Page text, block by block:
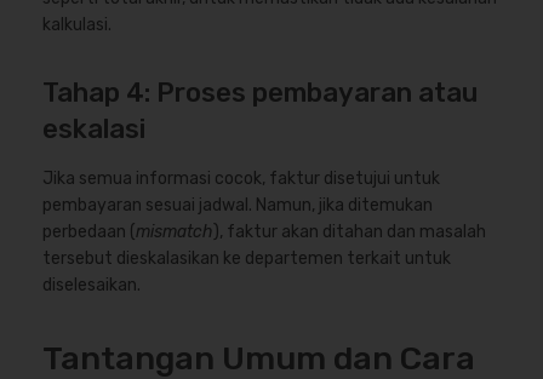
kalkulasi.
Tahap 4: Proses pembayaran atau
eskalasi
Jika semua informasi cocok, faktur disetujui untuk
pembayaran sesuai jadwal. Namun, jika ditemukan
perbedaan (mismatch ), faktur akan ditahan dan masalah
tersebut dieskalasikan ke departemen terkait untuk
diselesaikan.
Tantangan Umum dan Cara